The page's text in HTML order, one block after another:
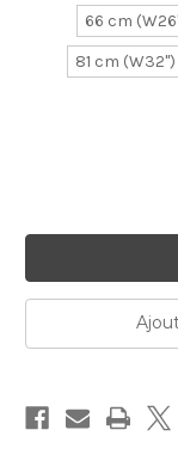
66 cm
81 cm (W32")